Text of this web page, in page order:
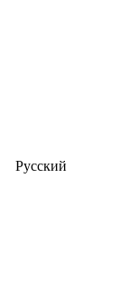
Русский